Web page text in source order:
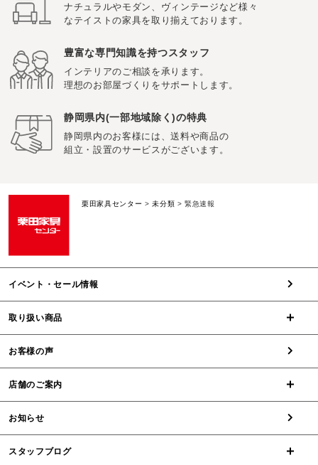
ナチュラルやモダン、ヴィンテージなど様々
なテイストの家具を取り揃えております。
豊富な専門知識を持つスタッフ
インテリアのご相談を承ります。
理想のお部屋づくりをサポートします。
静岡県内(一部地域除く)の特典
静岡県内のお客様には、送料や商品の
組立・設置のサービスがございます。
栗田家具センター >未分類 >緊急速報
イベント・セール情報
取り扱い商品
お客様の声
店舗のご案内
お知らせ
スタッフブログ